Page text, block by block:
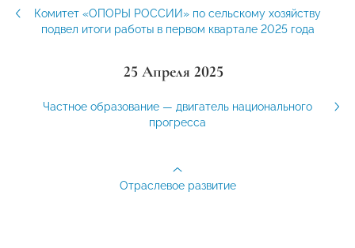
Комитет «ОПОРЫ РОССИИ» по сельскому хозяйству
подвел итоги работы в первом квартале 2025 года
25 Апреля 2025
Частное образование — двигатель национального
прогресса
Отраслевое развитие